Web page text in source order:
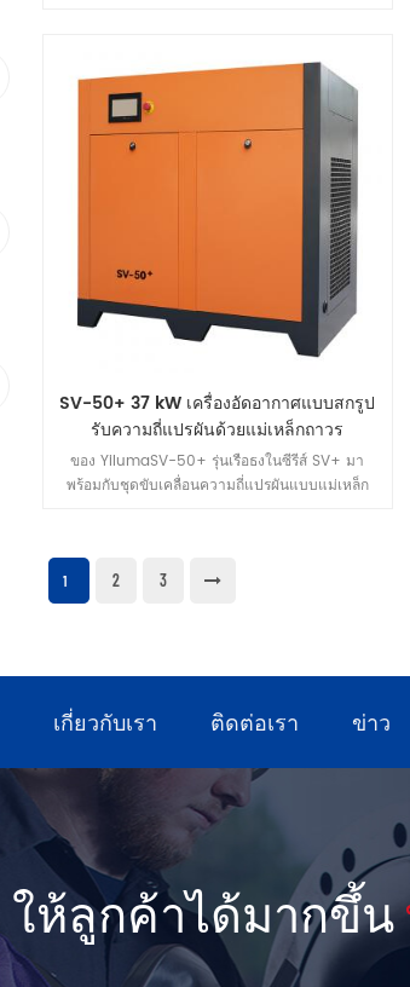
ประสิทธิภาพ เชื่อถือได้ และคุ้มค่าสำหรับโรงงาน
ขนาดกลาง สายการผลิต และการใช้งานระบบ
อัตโนมัติทางการเกษตร
SV-50+ 37 kW เครื่องอัดอากาศแบบสกรูป
รับความถี่แปรผันด้วยแม่เหล็กถาวร
ของ YilumaSV-50+ รุ่นเรือธงในซีรีส์ SV+ มา
พร้อมกับชุดขับเคลื่อนความถี่แปรผันแบบแม่เหล็ก
พลังงานที่ยอดเยี่ยมและการจัดการอัจฉริยะตลอดวงจร
ชีวิตอย่างครบวงจร เพื่อตอบสนองความต้องการก๊าซ
สำหรับงานหนักในอุตสาหกรรมการผลิตขนาดใหญ่
1 2 3
เกี่ยวกับเรา ติดต่อเรา ข่าว
ให้ลูกค้าได้มากขึ้น